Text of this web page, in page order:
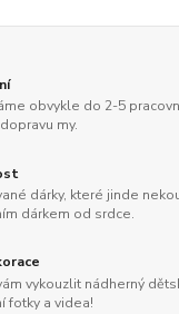
obvykle do 2-5
my.
dárky, které jinde
dárkem od srdce.
vykouzlit nádherný
fotky a videa!